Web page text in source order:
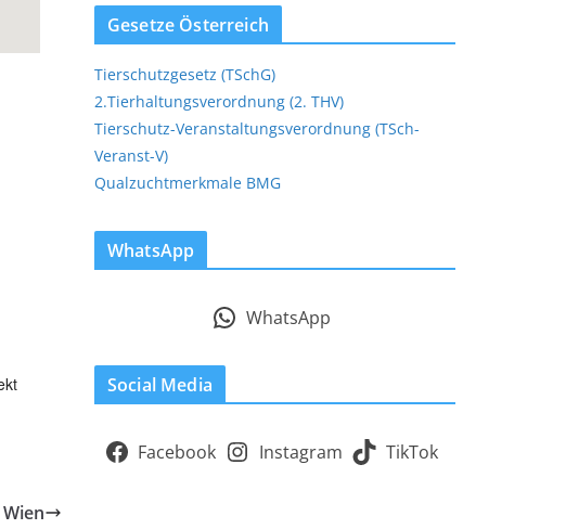
Gesetze Österreich
Tierschutzgesetz (TSchG)
2.Tierhaltungsverordnung (2. THV)
Tierschutz-Veranstaltungsverordnung (TSch-
Veranst-V)
Qualzuchtmerkmale BMG
WhatsApp
WhatsApp
Social Media
Facebook Instagram TikTok